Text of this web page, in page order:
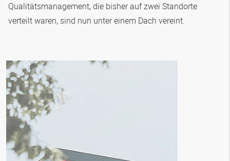
Qualitätsmanagement, die bisher auf zwei Standorte
verteilt waren, sind nun unter einem Dach vereint.